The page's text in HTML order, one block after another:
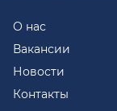
О нас
Вакансии
Новости
Контакты